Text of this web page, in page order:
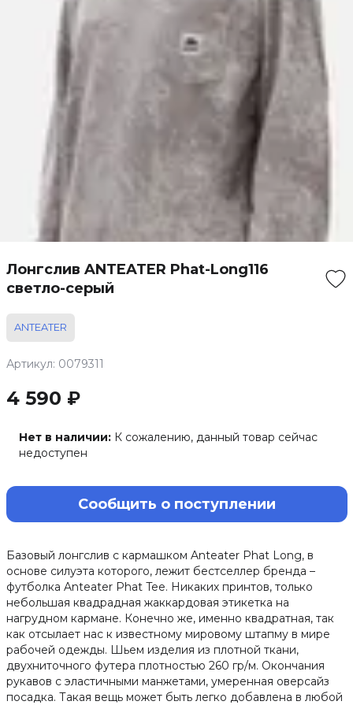
Лонгслив ANTEATER Phat-Long116
светло-серый
ANTEATER
Артикул: 0079311
4 590 ₽
Нет в наличии: К сожалению, данный товар сейчас
недоступен
Сообщить о поступлении
Базовый лонгслив с кармашком Anteater Phat Long, в
основе силуэта которого, лежит бестселлер бренда –
футболка Anteater Phat Tee. Никаких принтов, только
небольшая квадрадная жаккардовая этикетка на
нагрудном кармане. Конечно же, именно квадратная, так
как отсылает нас к известному мировому штапму в мире
рабочей одежды. Шьем изделия из плотной ткани,
двухниточного футера плотностью 260 гр/м. Окончания
рукавов с эластичными манжетами, умеренная оверсайз
посадка. Такая вещь может быть легко добавлена в любой